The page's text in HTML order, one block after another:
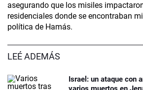
asegurando que los misiles
residenciales donde se encontraban
política de Hamás.
LEÉ ADEMÁS
Israel: un ataque con